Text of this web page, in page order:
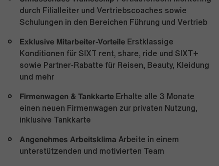
durch Filialleiter und Vertriebscoaches sowie
Schulungen in den Bereichen Führung und Vertrieb
Exklusive Mitarbeiter-Vorteile Erstklassige
Konditionen für SIXT rent, share, ride und SIXT+
sowie Partner-Rabatte für Reisen, Beauty, Kleidung
und mehr
Firmenwagen & Tankkarte Erhalte alle 3 Monate
einen neuen Firmenwagen zur privaten Nutzung,
inklusive Tankkarte
Angenehmes Arbeitsklima Arbeite in einem
unterstützenden und motivierten Team